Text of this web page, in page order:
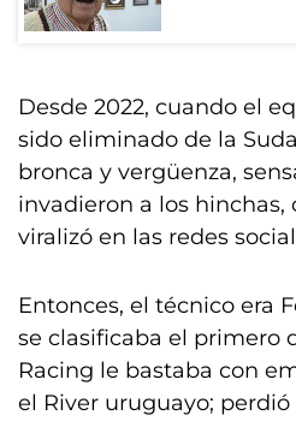
Desde 2022, cuando el
sido eliminado de la
bronca y vergüenza,
invadieron a los hinchas,
viralizó en las redes
Entonces, el técnico era
se clasificaba el primero
Racing le bastaba con
el River uruguayo;